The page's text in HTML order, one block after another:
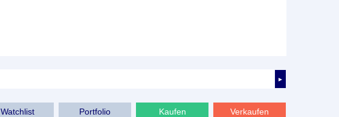
►
Verkaufen
Kaufen
Portfolio
Watchlist